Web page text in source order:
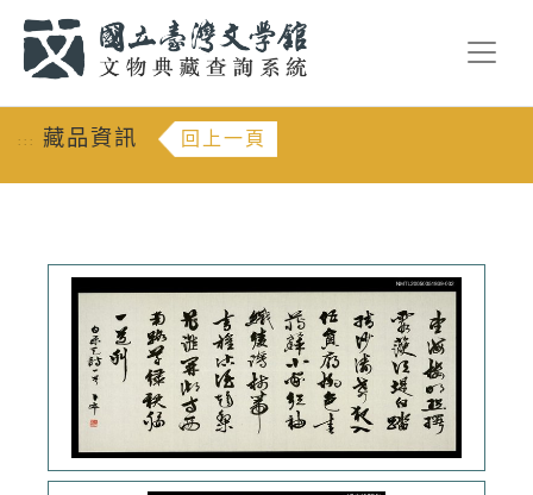
::: 藏品資訊 回上一頁